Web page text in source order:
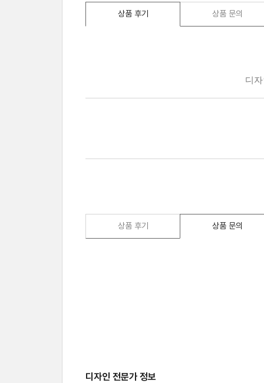
상품 후기 상품 문의
상품 후기 상품 문의
디자인 전문가 정보